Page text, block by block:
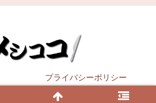
プライバシーポリシー
All Rights Reserved.